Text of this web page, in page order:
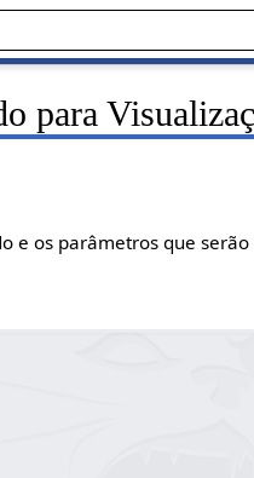
para
os parâmetros que serão